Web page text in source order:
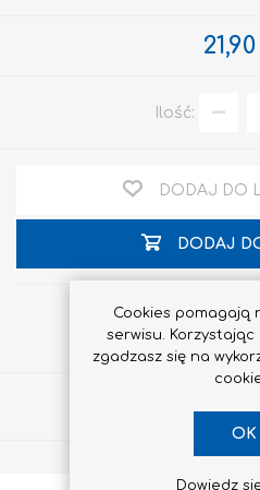
Ilość:
DODAJ DO
DODAJ
Cookies pomagają
serwisu. Korzystając
zgadzasz się na
OK
Dowiedz